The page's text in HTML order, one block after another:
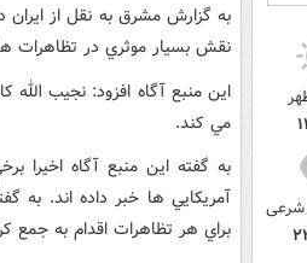
به گزارش مشرق به نقل از ايران
نقش بسيار موثري در تظاهرات
مي کند.
به گفته اين منبع آگاه اخيرا
آمريکايي ها خبر داده اند. به
براي هر تظاهرات اقدام به جمع